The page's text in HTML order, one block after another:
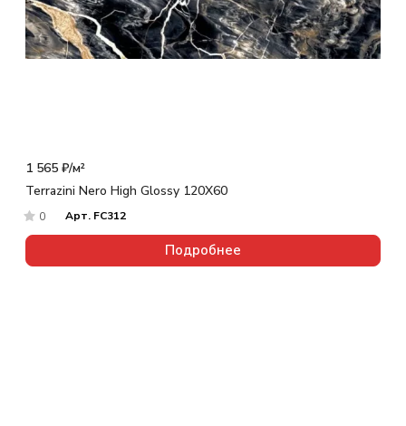
1 565 ₽/м²
Terrazini Nero High Glossy 120X60
0 Арт. FC312
Подробнее